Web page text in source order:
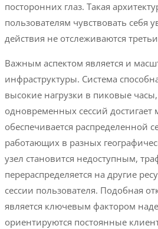
посторонних глаз. Такая
пользователям чувствовать себя
действия не отслеживаются
Важным аспектом является и
инфраструктуры. Система
высокие нагрузки в пиковые
одновременных сессий достигает
обеспечивается распределенной
работающих в разных
узел становится недоступным,
перераспределяется на другие
сессии пользователя. Подобная
является ключевым фактором
ориентируются постоянные